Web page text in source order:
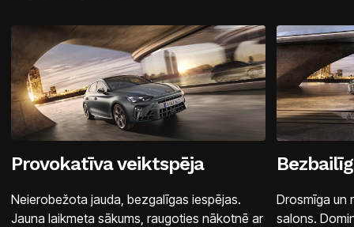
Provokatīva veiktspēja
Neierobežota jauda, bezgalīgas iespējas.
Jauna laikmeta sākums, raugoties nākotnē ar
Drosmīga un
salons.